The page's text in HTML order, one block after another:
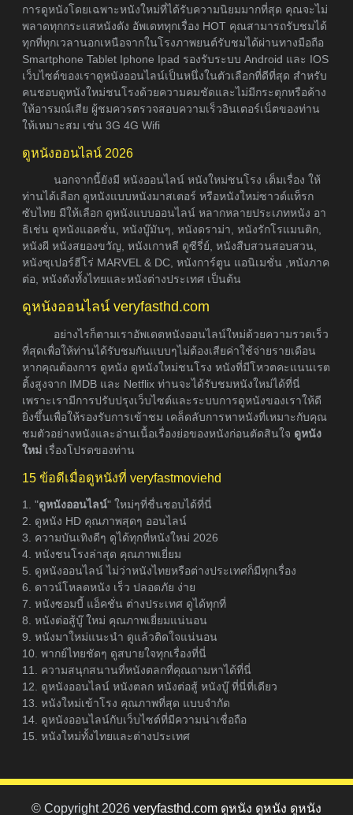
การดูหนังโดยเฉพาะหนังใหม่ที่ได้รับความนิยมมากที่สุด คุณจะไม่
พลาดทุกกระแสหนังดัง อัพเดททุกเรื่อง HOT คุณสามารถรับชมได้
ทุกที่ทุกเวลานอกเหนือจากในโรงภาพยนต์รับชมได้ผ่านทางมือถือ
Smartphone Tablet Iphone Ipad รองรับระบบ Android และ IOS
เว็บไซต์ของเราดูหนังออนไลน์เป็นหนึ่งในตัวเลือกที่ดีที่สุด สำหรับ
คนชอบดูหนังใหม่ชนโรงด้วยความคมชัดและไม่มีกระตุกหรือค้าง
ให้อารมณ์เสีย ผู้ชมควรตรวจสอบความเร็วอินเตอร์เน็ตของท่าน
ให้เหมาะสม เช่น 3G 4G Wifi
ดูหนังออนไลน์ 2026
นอกจากนี้ยังมี หนังออนไลน์ หนังใหม่ชนโรง เต็มเรื่อง ให้
ท่านได้เลือก ดูหนังแบบหนังมาสเตอร์ หรือหนังใหม่ซาวด์แท็รก
ซับไทย มีให้เลือก ดูหนังแบบออนไลน์ หลากหลายประเภทหนัง อา
ธิเช่น ดูหนังแอคชั่น, หนังบู๊มันๆ, หนังดราม่า, หนังรักโรแมนติก,
หนังผี หนังสยองขวัญ, หนังเกาหลี ดูซีรี่ย์, หนังสืบสวนสอบสวน,
หนังซุเปอร์ฮีโร่ MARVEL & DC, หนังการ์ตูน แอนิเมชั่น ,หนังภาค
ต่อ, หนังดังทั้งไทยและหนังต่างประเทศ เป็นต้น
ดูหนังออนไลน์ veryfasthd.com
อย่างไรก็ตามเราอัพเดตหนังออนไลน์ใหม่ด้วยความรวดเร็ว
ที่สุดเพื่อให้ท่านได้รับชมกันแบบๆไม่ต้องเสียค่าใช้จ่ายรายเดือน
หากคุณต้องการ ดูหนัง ดูหนังใหม่ชนโรง หนังที่มีโหวตคะแนนเรต
ติ้งสูงจาก IMDB และ Netflix ท่านจะได้รับชมหนังใหม่ได้ที่นี่
เพราะเรามีการปรับปรุงเว็บไซต์และระบบการดูหนังของเราให้ดี
ยิ่งขึ้นเพื่อให้รองรับการเข้าชม เคล็ดลับการหาหนังที่เหมาะกับคุณ
ชมตัวอย่างหนังและอ่านเนื้อเรื่องย่อของหนังก่อนตัดสินใจ ดูหนัง
ใหม่ เรื่องโปรดของท่าน
15 ข้อดีเมื่อดูหนังที่ veryfastmoviehd
1. "ดูหนังออนไลน์" ใหม่ๆที่ชื่นชอบได้ที่นี่
2. ดูหนัง HD คุณภาพสุดๆ ออนไลน์
3. ความบันเทิงดีๆ ดูได้ทุกที่หนังใหม่ 2026
4. หนังชนโรงล่าสุด คุณภาพเยี่ยม
5. ดูหนังออนไลน์ ไม่ว่าหนังไทยหรือต่างประเทศก็มีทุกเรื่อง
6. ดาวน์โหลดหนัง เร็ว ปลอดภัย ง่าย
7. หนังซอมบี้ แอ็คชั่น ต่างประเทศ ดูได้ทุกที่
8. หนังต่อสู้บู๊ ใหม่ คุณภาพเยี่ยมแน่นอน
9. หนังมาใหม่แนะนำ ดูแล้วติดใจแน่นอน
10. พากย์ไทยชัดๆ ดูสบายใจทุกเรื่องที่นี่
11. ความสนุกสนานที่หนังตลกที่คุณถามหาได้ที่นี่
12. ดูหนังออนไลน์ หนังตลก หนังต่อสู้ หนังบู๊ ที่นี่ที่เดียว
13. หนังใหม่เข้าโรง คุณภาพที่สุด แบบจำกัด
14. ดูหนังออนไลน์กับเว็บไซต์ที่มีความน่าเชื่อถือ
15. หนังใหม่ทั้งไทยและต่างประเทศ
© Copyright 2026 veryfasthd.com ดูหนัง ดูหนัง ดูหนัง